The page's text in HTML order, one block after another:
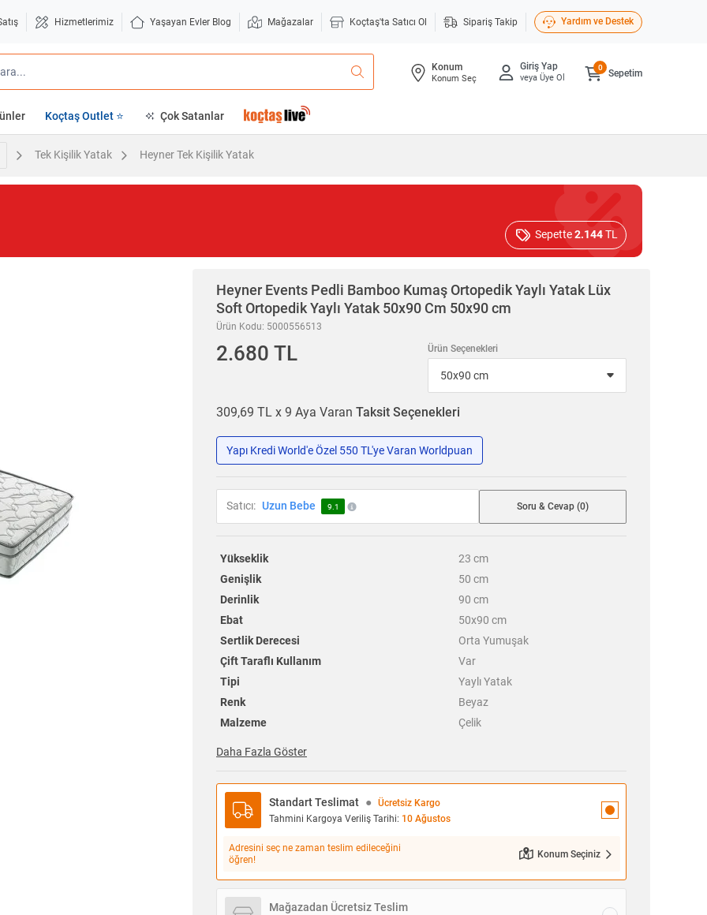
Hizmetlerimiz Yaşayan Evler Blog Mağazalar Koçtaş'ta Satıcı Ol Sipariş Takip Yardım ve Destek
Konum
Konum Seç
Giriş Yap
veya Üye Ol Sepetim
0
Koçtaş Outlet ⭐ Çok Satanlar
Tek Kişilik Yatak Heyner Tek Kişilik Yatak
Sepette2.144TL
Heyner Events Pedli Bamboo Kumaş Ortopedik Yaylı Yatak Lüx
Soft Ortopedik Yaylı Yatak 50x90 Cm 50x90 cm
Ürün Kodu: 5000556513
2.680 TL Ürün Seçenekleri
309,69 TL x 9 Aya Varan Taksit Seçenekleri
Yapı Kredi World'e Özel 550 TL'ye Varan Worldpuan
Satıcı: Uzun Bebe 9.1 Soru & Cevap (0)
Yükseklik 23 cm
Genişlik
50 cm
Derinlik
90 cm
Ebat
50x90 cm
Sertlik Derecesi
Orta Yumuşak
Çift Taraflı Kullanım
Var
Tipi
Yaylı Yatak
Renk
Beyaz
Malzeme
Çelik
Daha Fazla Göster
Standart Teslimat ●
Ücretsiz Kargo
Tahmini Kargoya Veriliş Tarihi: 10 Ağustos
Adresini seç ne zaman teslim edileceğini
öğren!
Konum Seçiniz
Mağazadan Ücretsiz Teslim